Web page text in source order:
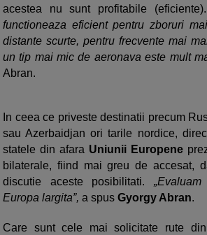
acestea nu sunt profitabile (eficiente).
functioneaza eficient pentru zboruri
distante scurte, pentru frecvente mai
un tip mai mic de aeronava este mult
Abran.
In ceea ce priveste destinatii precum
sau Azerbaidjan ori tarile nordice,
statele din afara Uniunii Europene
bilaterale, fiind mai greu de accesat,
discutie aceste posibilitati.
Europa largita”, a spus Gyorgy Abran.
Care sunt cele mai solicitate rute